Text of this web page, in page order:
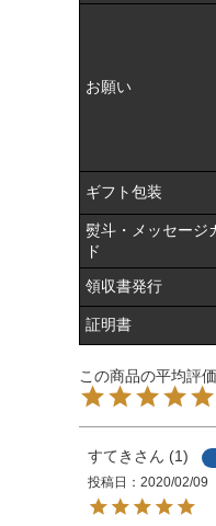
お願い
ギフト包装
熨斗・メッセージ
ド
領収書発行
証明書
すてき 1
投稿日
2020/02/09